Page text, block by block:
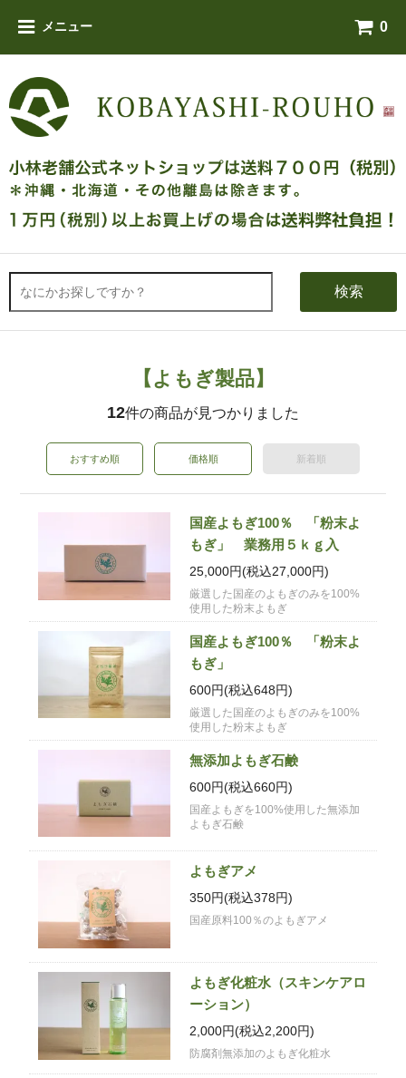
メニュー 0
検索
【よもぎ製品】
12件の商品が見つかりました
おすすめ順 価格順 新着順
国産よもぎ100％ 「粉末よ
もぎ」 業務用５ｋｇ入
25,000円(税込27,000円)
厳選した国産のよもぎのみを100%
使用した粉末よもぎ
国産よもぎ100％ 「粉末よ
もぎ」
600円(税込648円)
厳選した国産のよもぎのみを100%
使用した粉末よもぎ
無添加よもぎ石鹸
600円(税込660円)
国産よもぎを100%使用した無添加
よもぎ石鹸
よもぎアメ
350円(税込378円)
国産原料100％のよもぎアメ
よもぎ化粧水（スキンケアロ
ーション）
2,000円(税込2,200円)
防腐剤無添加のよもぎ化粧水